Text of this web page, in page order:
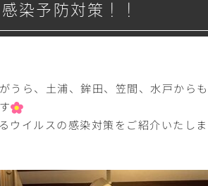
染予防対策！！
うら、土浦、鉾田、笠間、水戸から
ウイルスの感染対策をご紹介いたし